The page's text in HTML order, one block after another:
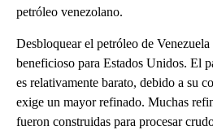
petróleo venezolano.
Desbloquear el petróleo de
beneficioso para Estados Unidos. El
es relativamente barato, debido a su
exige un mayor refinado. Muchas
fueron construidas para procesar